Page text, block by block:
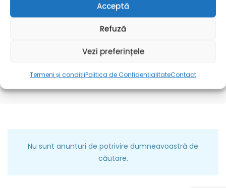
Acceptă
Refuză
Vezi preferințele
Termeni și condițiiPolitica de ConfidențialitateContact
Categoria locului de muncă Raza
Nu sunt anunturi de potrivire dumneavoastră de
căutare.